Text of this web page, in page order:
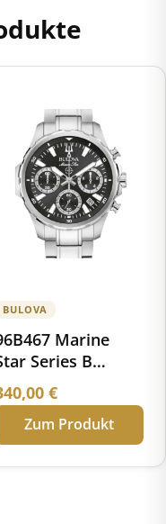
BULOVA
Marine
Series B
€
Zum Produkt